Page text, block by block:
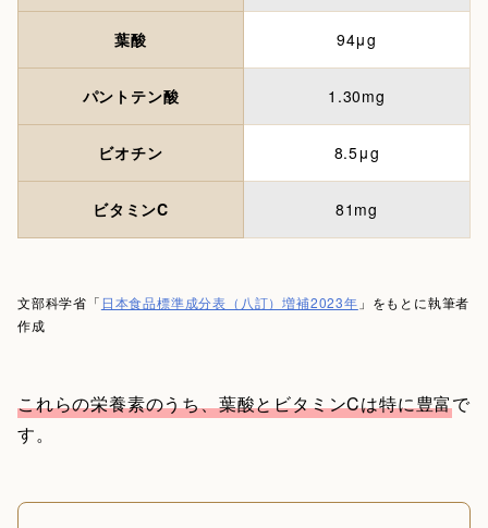
葉酸 94μg
パントテン酸 1.30mg
ビオチン 8.5μg
ビタミンC 81mg
文部科学省「 日本食品標準成分表（八訂）増補2023年 」をもとに執筆者
作成
これらの栄養素のうち、葉酸とビタミンCは特に豊富で
す。